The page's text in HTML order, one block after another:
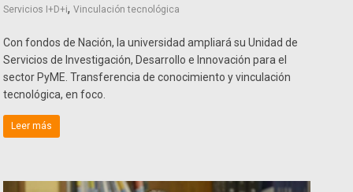
Servicios I+D+i,Vinculación tecnológica
Con fondos de Nación, la universidad ampliará su Unidad de
Servicios de Investigación, Desarrollo e Innovación para el
sector PyME. Transferencia de conocimiento y vinculación
tecnológica, en foco.
Leer más